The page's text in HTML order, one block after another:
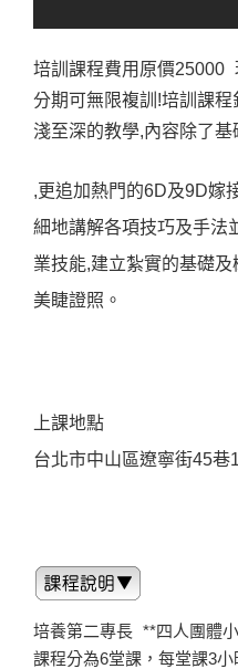
培訓課程費用原價25000
分期可無限複訓!培訓課
淺至深的教學,內容除了
,更追加熱門的6D及9D嫁
細地講解各項技巧及手法
業技能,建立紮實的基礎
美睫證照。
上課地點
台北市中山區遼寧街45巷
培養第二專長 **四人團體
課程分為6堂課，每堂課3